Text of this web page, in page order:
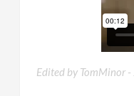
Edited by TomMinor -